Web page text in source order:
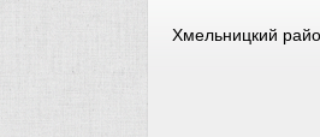
Хмельницкий